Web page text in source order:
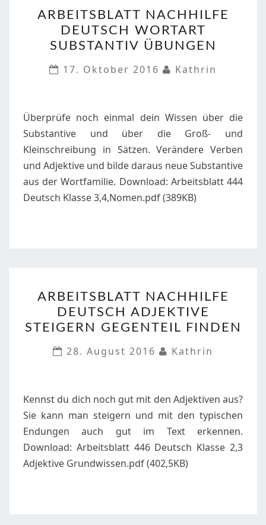
NACHHILFE
DEUTSCH
WORTART
SUBSTANTIV
ARBEITSBLATT NACHHILFE
DEUTSCH WORTART
SUBSTANTIV ÜBUNGEN
17. Oktober 2016
Kathrin
Überprüfe noch einmal dein Wissen über die
Substantive und über die Groß- und
Kleinschreibung in Sätzen. Verändere Verben
und Adjektive und bilde daraus neue Substantive
aus der Wortfamilie. Download: Arbeitsblatt 444
Deutsch Klasse 3,4,Nomen.pdf (389KB)
NACHHILFE
DEUTSCH
ADJEKTIVE
STEIGERN
ARBEITSBLATT NACHHILFE
DEUTSCH ADJEKTIVE
STEIGERN GEGENTEIL FINDEN
28. August 2016
Kathrin
Kennst du dich noch gut mit den Adjektiven aus?
Sie kann man steigern und mit den typischen
Endungen auch gut im Text erkennen.
Download: Arbeitsblatt 446 Deutsch Klasse 2,3
Adjektive Grundwissen.pdf (402,5KB)